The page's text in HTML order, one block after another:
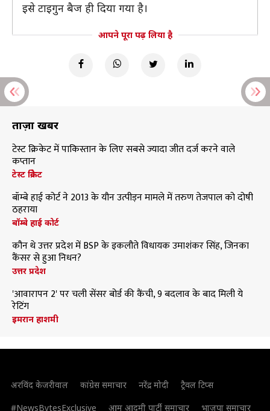
इसे टाइगुन बैज ही दिया गया है।
आपने पूरा पढ़ लिया है
ताज़ा खबरें
टेस्ट क्रिकेट में पाकिस्तान के लिए सबसे ज्यादा जीत दर्ज करने वाले
कप्तान
टेस्ट क्रिकेट
बॉम्बे हाई कोर्ट ने 2013 के यौन उत्पीड़न मामले में तरुण तेजपाल को दोषी
ठहराया
बॉम्बे हाई कोर्ट
कौन थे उत्तर प्रदेश में BSP के इकलौते विधायक उमाशंकर सिंह, जिनका
कैंसर से हुआ निधन?
उत्तर प्रदेश
'आवारापन 2' पर चली सेंसर बोर्ड की कैंची, 9 बदलाव के बाद मिली ये
रेटिंग
इमरान हाशमी
अरविंद केजरीवाल कांग्रेस समाचार नरेंद्र मोदी
ट्रैवल टिप्स
#NewsBytesExclusive
आम आदमी पार्टी समाचार भाजपा समाचार